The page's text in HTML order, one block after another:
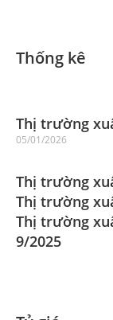
Thống kê
Thị trường
05/01/2026
Thị trường
Thị trường
Thị trường
9/2025